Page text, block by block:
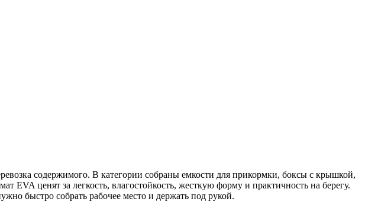
содержимого. В категории собраны емкости для прикормки, боксы с крышкой,
ценят за легкость, влагостойкость, жесткую форму и практичность на берегу.
быстро собрать рабочее место и держать под рукой.